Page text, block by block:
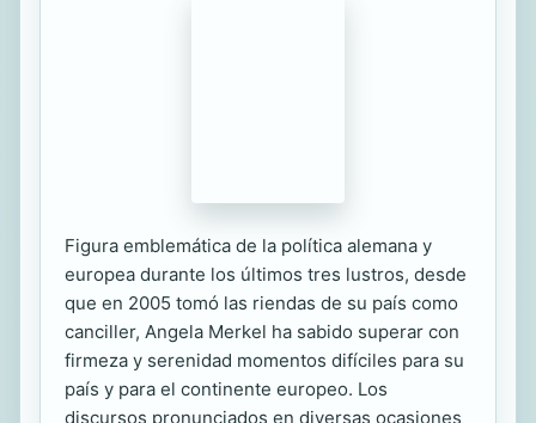
Figura emblemática de la política alemana y
europea durante los últimos tres lustros, desde
que en 2005 tomó las riendas de su país como
canciller, Angela Merkel ha sabido superar con
firmeza y serenidad momentos difíciles para su
país y para el continente europeo. Los
discursos pronunciados en diversas ocasiones